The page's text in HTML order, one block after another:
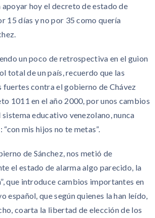
hoy el decreto de estado de
15 días y no por 35 como quería
un poco de retrospectiva en el guion
total de un país, recuerdo que las
contra el gobierno de Chávez
1011 en el año 2000, por unos cambios
sistema educativo venezolano, nunca
mis hijos no te metas”.
de Sánchez, nos metió de
el estado de alarma algo parecido, la
que introduce cambios importantes en
español, que según quienes la han leído,
coarta la libertad de elección de los